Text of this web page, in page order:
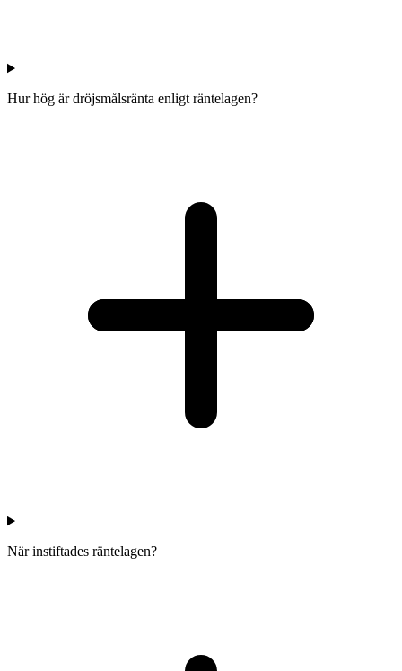
Hur hög är dröjsmålsränta enligt räntelagen?
När instiftades räntelagen?